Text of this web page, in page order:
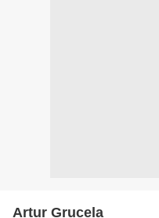
Artur Grucela